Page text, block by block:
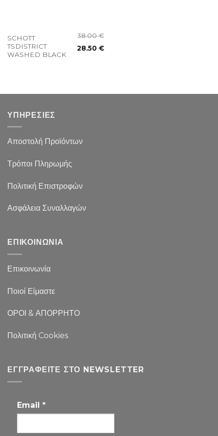
SCHOTT
TSDISTRICT
WASHED BLACK
38.00€
28.50€
ΥΠΗΡΕΣΙΕΣ
Αποστολή Προϊόντων
Τρόποι Πληρωμής
Πολιτική Επιστροφών
Ασφάλεια Συναλλαγών
ΕΠΙΚΟΙΝΩΝΙΑ
Επικοινωνία
Ποιοί Είμαστε
ΟΡΟΙ & ΑΠΟΡΡΗΤΟ
Πολιτική Cookies
ΕΓΓΡΑΦΕΊΤΕ ΣΤΟ NEWSLETTER
Email *